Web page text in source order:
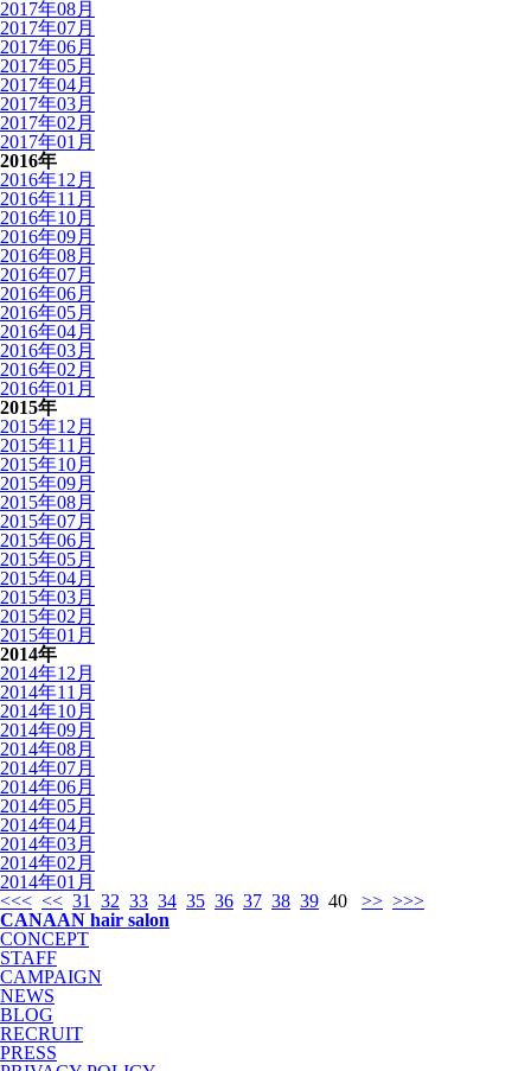
2017年08月
2017年07月
2017年06月
2017年05月
2017年04月
2017年03月
2017年02月
2017年01月
2016年
2016年12月
2016年11月
2016年10月
2016年09月
2016年08月
2016年07月
2016年06月
2016年05月
2016年04月
2016年03月
2016年02月
2016年01月
2015年
2015年12月
2015年11月
2015年10月
2015年09月
2015年08月
2015年07月
2015年06月
2015年05月
2015年04月
2015年03月
2015年02月
2015年01月
2014年
2014年12月
2014年11月
2014年10月
2014年09月
2014年08月
2014年07月
2014年06月
2014年05月
2014年04月
2014年03月
2014年02月
2014年01月
<<< << 31 32 33 34 35 36 37 38 39 40 >> >>>
CANAAN hair salon
CONCEPT
STAFF
CAMPAIGN
NEWS
BLOG
RECRUIT
PRESS